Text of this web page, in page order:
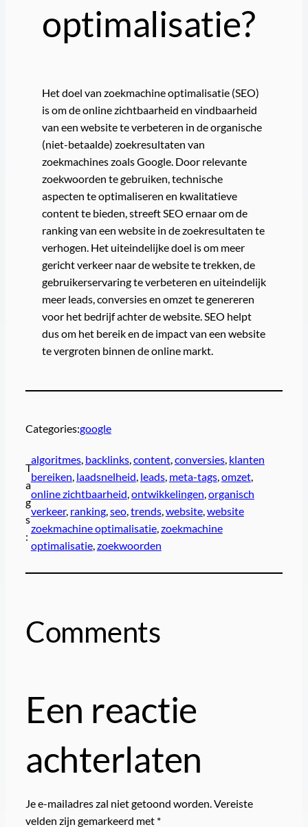
optimalisatie?
Het doel van zoekmachine optimalisatie (SEO)
is om de online zichtbaarheid en vindbaarheid
van een website te verbeteren in de organische
(niet-betaalde) zoekresultaten van
zoekmachines zoals Google. Door relevante
zoekwoorden te gebruiken, technische
aspecten te optimaliseren en kwalitatieve
content te bieden, streeft SEO ernaar om de
ranking van een website in de zoekresultaten te
verhogen. Het uiteindelijke doel is om meer
gericht verkeer naar de website te trekken, de
gebruikerservaring te verbeteren en uiteindelijk
meer leads, conversies en omzet te genereren
voor het bedrijf achter de website. SEO helpt
dus om het bereik en de impact van een website
te vergroten binnen de online markt.
Categories:google
T
a
g
s
:
algoritmes, backlinks, content, conversies, klanten
bereiken laadsnelheid leads, meta-tags, omzet
online zichtbaarheid ontwikkelingen organisch
verkeer, ranking, seo, trends, website, website
zoekmachine optimalisatie, zoekmachine
optimalisatie, zoekwoorden
Comments
Een reactie
achterlaten
Je e-mailadres zal niet getoond worden.Vereiste
velden zijn gemarkeerd met *